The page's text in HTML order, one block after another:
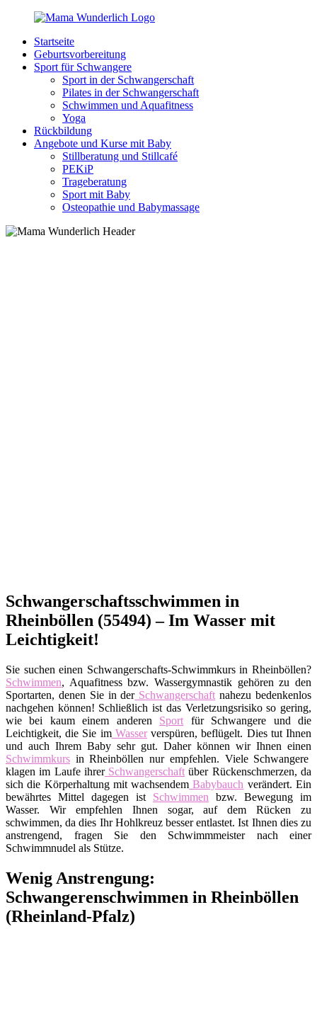
Zurück
Inhalt
MamaWunderlich.de
Mutti
sein
wunderbar!
Startseite
Geburtsvorbereitung
Sport für Schwangere
Sport in der Schwangerschaft
Pilates in der Schwangerschaft
Schwimmen und Aquafitness
Yoga
Rückbildung
Angebote und Kurse mit Baby
Stillberatung und Stillcafé
PEKiP
Trageberatung
Sport mit Baby
Osteopathie und Babymassage
Schwangerschaftsschwimmen in
Rheinböllen (55494) – Im Wasser mit
Leichtigkeit!
Sie suchen einen Schwangerschafts-Schwimmkurs in Rheinböllen?
Schwimmen, Aquafitness bzw. Wassergymnastik gehören zu den
Sportarten, denen Sie in derSchwangerschaft nahezu bedenkenlos
nachgehen können! Schließlich ist das Verletzungsrisiko so gering,
wie bei kaum einem anderen Sport für Schwangere und die
Leichtigkeit, die Sie imWasserverspüren, beflügelt. Dies tut Ihnen
und auch Ihrem Baby sehr gut. Daher können wir Ihnen einen
Schwimmkurs in Rheinböllen nur empfehlen. Viele Schwangere
klagen im Laufe ihrerSchwangerschaft über Rückenschmerzen, da
sich die Körperhaltung mit wachsendem Babybauch verändert. Ein
bewährtes Mittel dagegen ist Schwimmen bzw. Bewegung im
Wasser. Wir empfehlen Ihnen sogar, auf dem Rücken zu
schwimmen, da dies Ihr Hohlkreuz besser entlastet. Ist Ihnen dies zu
anstrengend, fragen Sie den Schwimmmeister nach einer
Schwimmnudel als Stütze.
Wenig Anstrengung:
Schwangerenschwimmen in Rheinböllen
(Rheinland-Pfalz)